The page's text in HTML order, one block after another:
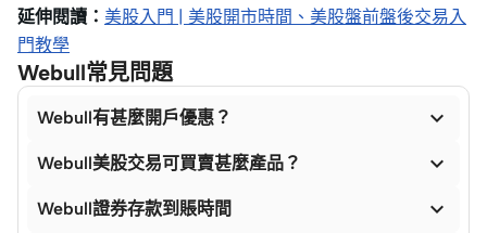
延伸閱讀： 美股入門 | 美股開市時間、美股盤前盤後交易入
門教學
Webull常見問題
Webull有甚麼開戶優惠？ 
Webull美股交易可買賣甚麼產品？ 
Webull證券存款到賬時間 